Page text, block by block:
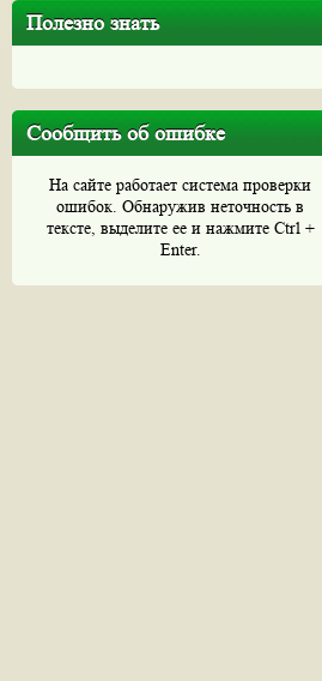
Полезно знать
Сообщить об ошибке
На сайте работает система проверки
ошибок. Обнаружив неточность в
тексте, выделите ее и нажмите Ctrl +
Enter.